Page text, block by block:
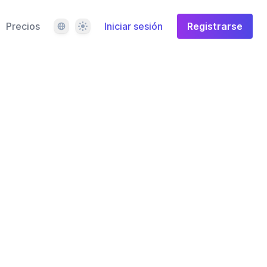
Precios IdiomaTema Iniciar sesión Registrarse